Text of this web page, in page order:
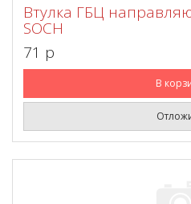
Втулка ГБЦ
SOCH
71 p
В